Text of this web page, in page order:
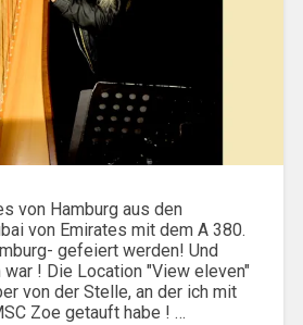
von Hamburg aus den
von Emirates mit dem A 380.
gefeiert werden! Und
war ! Die Location "View eleven"
von der Stelle, an der ich mit
Zoe getauft habe ! …